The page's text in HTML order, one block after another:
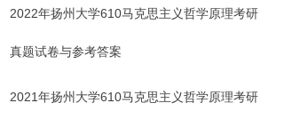
2022年扬州大学610马克思主义哲学原理考研
真题试卷与参考答案
2021年扬州大学610马克思主义哲学原理考研